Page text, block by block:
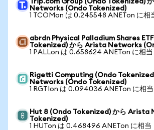
Trip.com Group (Ondo Tokenized)
Networks (Ondo Tokenized)
1 TCOMon は 0.245548 ANETon に相
abrdn Physical Palladium Shares
Tokenized) から Arista Networks
1 PALLon は 0.658624 ANETon に相当
Rigetti Computing (Ondo
Networks (Ondo Tokenized)
1 RGTIon は 0.094036 ANETon に相当
Hut 8 (Ondo Tokenized) から Arista
Tokenized)
1 HUTon は 0.468496 ANETon に相当